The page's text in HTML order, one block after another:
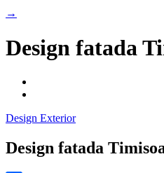
→
Design fatada
Design Exterior
Design fatada